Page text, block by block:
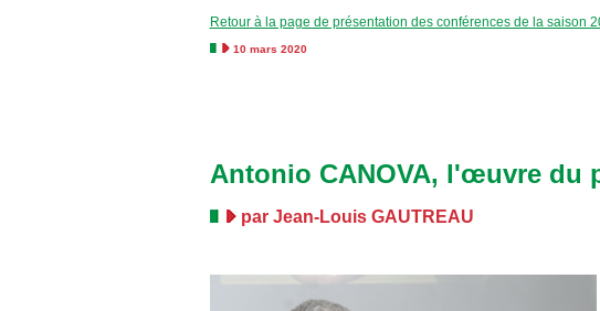
Retour à la page de présentation des conférences de la saison
10 mars 2020
Antonio CANOVA, l'œuvre du
par Jean-Louis GAUTREAU